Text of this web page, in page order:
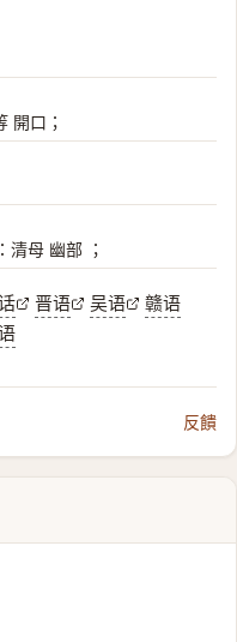
開口；
清母 幽部 ；
晋语 吴语
赣语
反饋